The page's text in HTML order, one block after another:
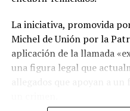
La iniciativa, promovida
Michel de Unión por la
aplicación de la llamada
una figura legal que